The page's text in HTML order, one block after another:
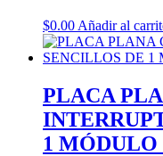
$0.00 Añadir al
PLACA
1